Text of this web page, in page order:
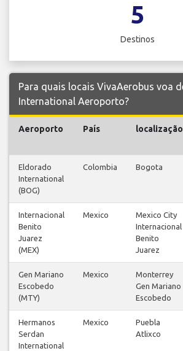
5
Destinos
Para quais locais VivaAerobus voa
International Aeroporto?
Aeroporto País localização
Eldorado
International
(BOG)
Colombia Bogota
Internacional
Benito
Juarez
(MEX)
Mexico
Mexico City
Internacional
Benito
Juarez
Gen Mariano
Escobedo
(MTY)
Mexico
Monterrey
Gen Mariano
Escobedo
Hermanos
Serdan
International
Mexico
Puebla
Atlixco